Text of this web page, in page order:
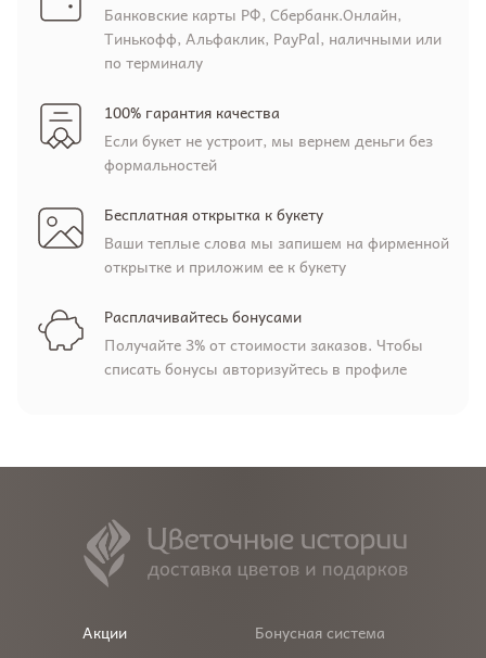
Банковские карты РФ, Сбербанк.Онлайн,
Тинькофф, Альфаклик, PayPal, наличными или
по терминалу
100% гарантия качества
Если букет не устроит, мы вернем деньги без
формальностей
Бесплатная открытка к букету
Ваши теплые слова мы запишем на фирменной
открытке и приложим ее к букету
Расплачивайтесь бонусами
Получайте 3% от стоимости заказов. Чтобы
списать бонусы авторизуйтесь в профиле
Акции
Бонусная система